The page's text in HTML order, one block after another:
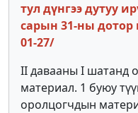
тул дүнгээ дутуу
сарын 31-ны дотор
01-27/
II давааны I шатанд
материал. 1 буюу
оролцогчдын